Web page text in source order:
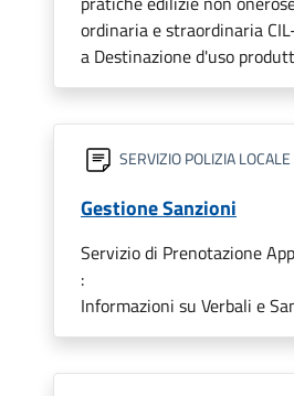
ordinaria e straordinaria
a Destinazione d'uso
SERVIZIO POLIZIA LOCALE
Gestione Sanzioni
Servizio di Prenotazione
:
Informazioni su Verbali e